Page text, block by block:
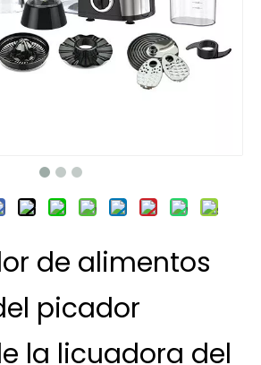
de alimentos
picador
la licuadora del